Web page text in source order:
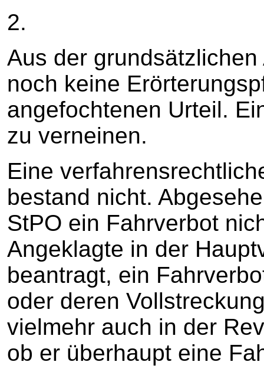
2.
Aus der
noch keine
angefochtenen Urteil.
zu verneinen.
Eine
bestand nicht.
StPO ein Fahrverbot
Angeklagte in der
beantragt, ein
oder deren
vielmehr auch in der
ob er überhaupt eine